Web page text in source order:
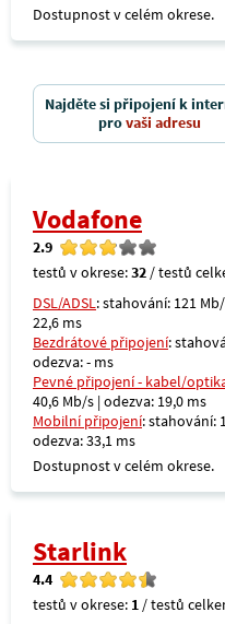
Dostupnost v celém okrese.
Najděte si připojení k
provaši adresu
Vodafone
2.9
testů v okrese:32 / testů
DSL/ADSL: stahování: 121
22,6 ms
Bezdrátové připojení:
odezva: - ms
Pevné připojení - kabel/
40,6 Mb/s | odezva: 19,0 ms
Mobilní připojení: stahování:
odezva: 33,1 ms
Dostupnost v celém okrese.
Starlink
4.4
testů v okrese: 1 / testů